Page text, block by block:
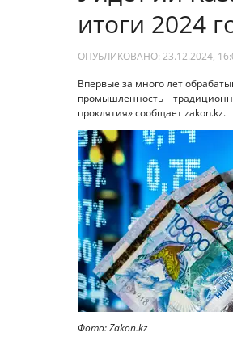
итоги 2024
ОПУБЛИКОВАНО: 23.12.2024,
Впервые за много лет
промышленность –
проклятия» сообщает zakon.kz.
Фото: Zakon.kz